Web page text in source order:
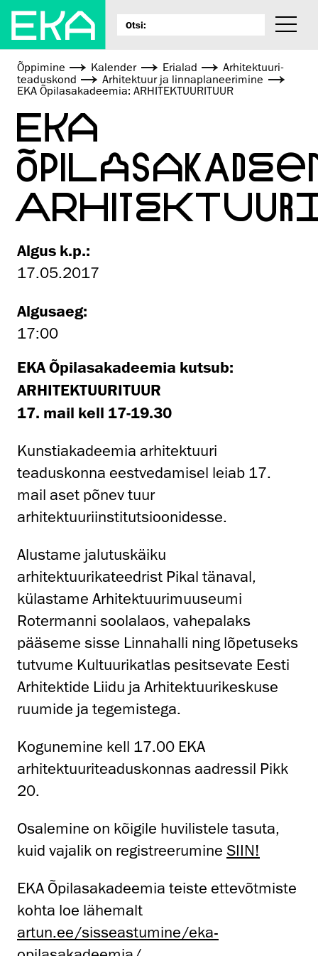
Õppimine Kalender Erialad
Arhitektuuri­
teaduskond
Arhitektuur ja linnaplaneerimine
EKA Õpilasakadeemia: ARHITEKTUURITUUR
EKA
Algus k.p.:
17.05.2017
Algusaeg:
17:00
EKA Õpilasakadeemia kutsub:
ARHITEKTUURITUUR
17. mail kell 17-19.30
Kunstiakadeemia arhitektuuri
teaduskonna eestvedamisel leiab 17.
mail aset põnev tuur
arhitektuuriinstitutsioonidesse.
Alustame jalutuskäiku
arhitektuurikateedrist Pikal tänaval,
külastame Arhitektuurimuuseumi
Rotermanni soolalaos, vahepalaks
pääseme sisse Linnahalli ning lõpetuseks
tutvume Kultuurikatlas pesitsevate Eesti
Arhitektide Liidu ja Arhitektuurikeskuse
ruumide ja tegemistega.
Kogunemine kell 17.00 EKA
arhitektuuriteaduskonnas aadressil Pikk
20.
Osalemine on kõigile huvilistele tasuta,
kuid vajalik on registreerumine SIIN!
EKA Õpilasakadeemia teiste ettevõtmiste
kohta loe lähemalt
artun.ee/sisseastumine/eka-